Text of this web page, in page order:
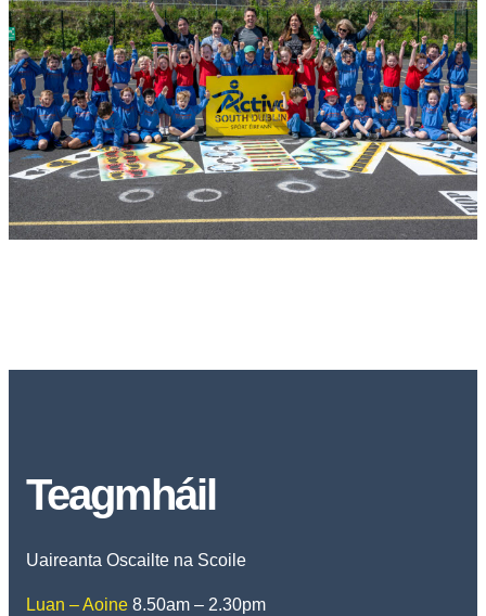
Teagmháil
Uaireanta Oscailte na Scoile
Luan – Aoine 8.50am – 2.30pm